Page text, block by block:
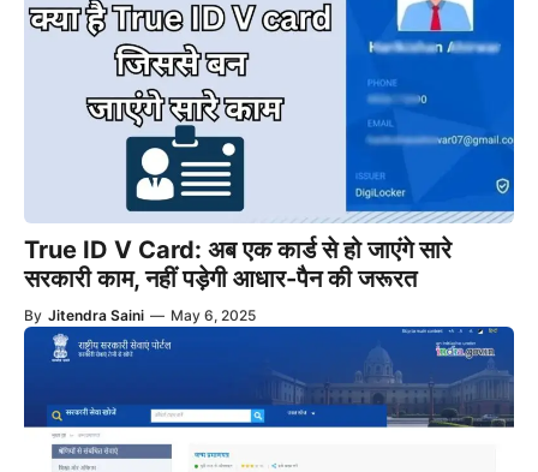
True ID V Card: अब एक कार्ड से हो जाएंगे सारे
सरकारी काम, नहीं पड़ेगी आधार-पैन की जरूरत
By Jitendra Saini — May 6, 2025